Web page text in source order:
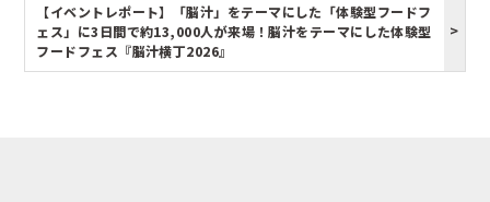
【イベントレポート】「脳汁」をテーマにした「体験型フードフ
ェス」に3日間で約13,000人が来場！脳汁をテーマにした体験型
フードフェス『脳汁横丁2026』